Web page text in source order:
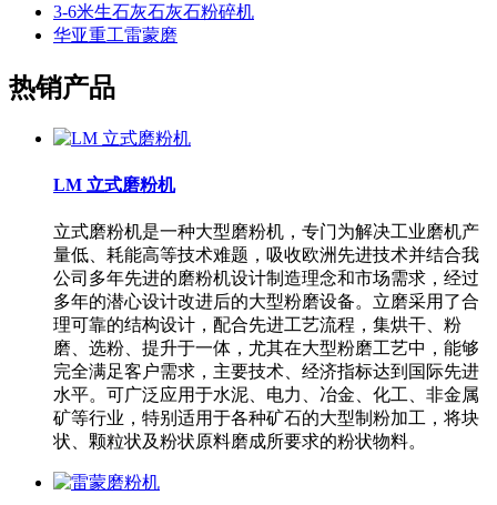
3-6米生石灰石灰石粉碎机
华亚重工雷蒙磨
热销产品
LM 立式磨粉机
立式磨粉机是一种大型磨粉机，专门为解决工业磨机产
量低、耗能高等技术难题，吸收欧洲先进技术并结合我
公司多年先进的磨粉机设计制造理念和市场需求，经过
多年的潜心设计改进后的大型粉磨设备。立磨采用了合
理可靠的结构设计，配合先进工艺流程，集烘干、粉
磨、选粉、提升于一体，尤其在大型粉磨工艺中，能够
完全满足客户需求，主要技术、经济指标达到国际先进
水平。可广泛应用于水泥、电力、冶金、化工、非金属
矿等行业，特别适用于各种矿石的大型制粉加工，将块
状、颗粒状及粉状原料磨成所要求的粉状物料。